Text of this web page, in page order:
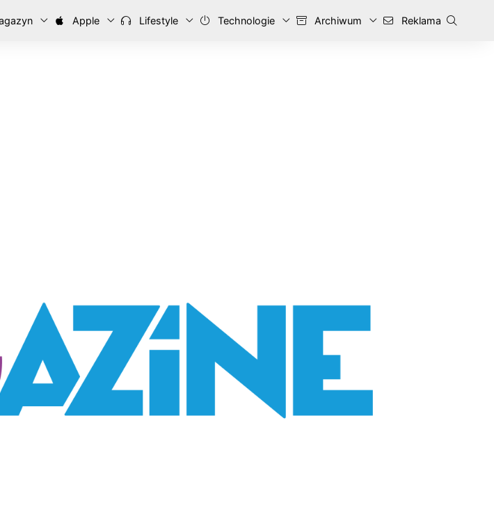
Apple Lifestyle Technologie Archiwum Reklama